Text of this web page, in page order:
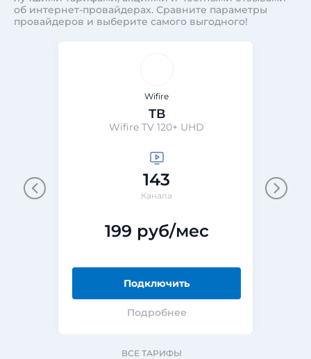
об интернет-провайдерах. Сравните параметры
провайдеров и выберите самого выгодного!
Wifire
ТВ
Wifire TV 120+ UHD
143
Канала
199 руб/мес
Подключить
Подробнее
ВСЕ ТАРИФЫ